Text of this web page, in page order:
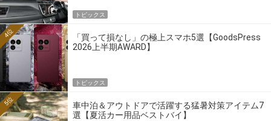
トピックス
「買って損なし」の極上スマホ5選【GoodsPress
2026上半期AWARD】
4位
トピックス
車中泊＆アウトドアで活躍する猛暑対策アイテム7
選【夏活カー用品ベストバイ】
5位